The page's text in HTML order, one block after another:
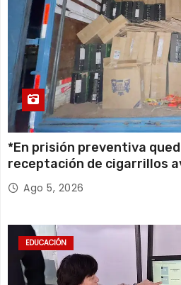
*En prisión preventiva
receptación de cigarrillos
millones*
Ago 5, 2026
EDUCACIÓN